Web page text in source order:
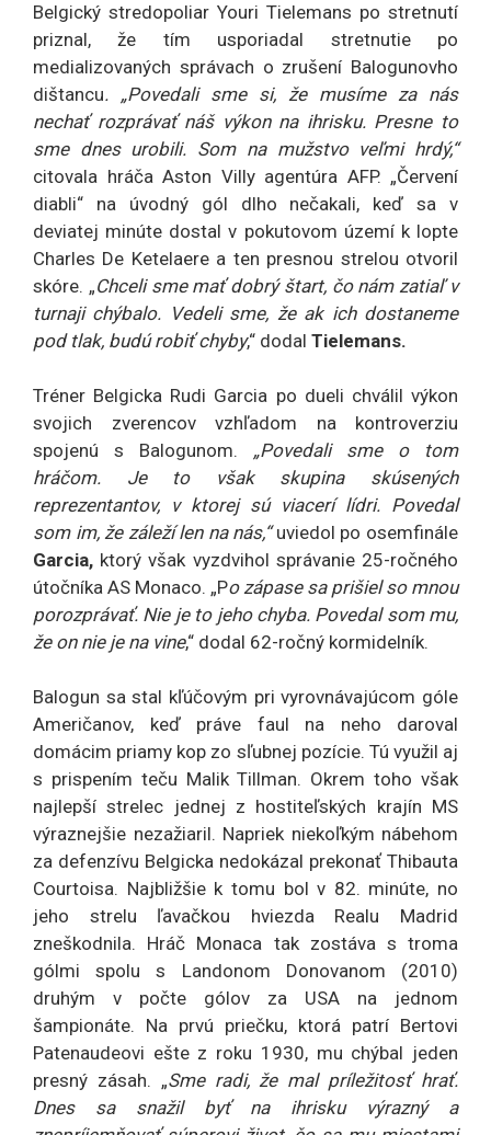
Belgický stredopoliar Youri Tielemans po stretnutí
priznal, že tím usporiadal stretnutie po
medializovaných správach o zrušení Balogunovho
dištancu. „Povedali sme si, že musíme za nás
nechať rozprávať náš výkon na ihrisku. Presne to
sme dnes urobili. Som na mužstvo veľmi hrdý,“
citovala hráča Aston Villy agentúra AFP. „Červení
diabli“ na úvodný gól dlho nečakali, keď sa v
deviatej minúte dostal v pokutovom území k lopte
Charles De Ketelaere a ten presnou strelou otvoril
skóre. „Chceli sme mať dobrý štart, čo nám zatiaľ v
turnaji chýbalo. Vedeli sme, že ak ich dostaneme
pod tlak, budú robiť chyby,“ dodal Tielemans.
Tréner Belgicka Rudi Garcia po dueli chválil výkon
svojich zverencov vzhľadom na kontroverziu
spojenú s Balogunom. „Povedali sme o tom
hráčom. Je to však skupina skúsených
reprezentantov, v ktorej sú viacerí lídri. Povedal
som im, že záleží len na nás,“uviedol po osemfinále
Garcia, ktorý však vyzdvihol správanie 25-ročného
útočníka AS Monaco. „Po zápase sa prišiel so mnou
porozprávať. Nie je to jeho chyba. Povedal som mu,
že on nie je na vine,“ dodal 62-ročný kormidelník.
Balogun sa stal kľúčovým pri vyrovnávajúcom góle
Američanov, keď práve faul na neho daroval
domácim priamy kop zo sľubnej pozície. Tú využil aj
s prispením teču Malik Tillman. Okrem toho však
najlepší strelec jednej z hostiteľských krajín MS
výraznejšie nezažiaril. Napriek niekoľkým nábehom
za defenzívu Belgicka nedokázal prekonať Thibauta
Courtoisa. Najbližšie k tomu bol v 82. minúte, no
jeho strelu ľavačkou hviezda Realu Madrid
zneškodnila. Hráč Monaca tak zostáva s troma
gólmi spolu s Landonom Donovanom (2010)
druhým v počte gólov za USA na jednom
šampionáte. Na prvú priečku, ktorá patrí Bertovi
Patenaudeovi ešte z roku 1930, mu chýbal jeden
presný zásah. „Sme radi, že mal príležitosť hrať.
Dnes sa snažil byť na ihrisku výrazný a